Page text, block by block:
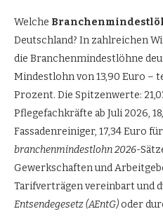
Welche
Deutschland? In zahlreichen
die Branchenmindestlöhne
Mindestlohn von 13,90 Euro –
Prozent. Die Spitzenwerte:
Pflegefachkräfte ab Juli 2026,
Fassadenreiniger, 17,34 Euro
branchenmindestlohn 2026-
Gewerkschaften und
Tarifverträgen vereinbart und
Entsendegesetz (AEntG)oder